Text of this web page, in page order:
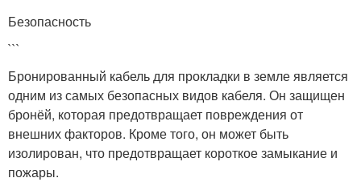
Безопасность
```
Бронированный кабель для прокладки в земле является
одним из самых безопасных видов кабеля. Он защищен
бронёй, которая предотвращает повреждения от
внешних факторов. Кроме того, он может быть
изолирован, что предотвращает короткое замыкание и
пожары.